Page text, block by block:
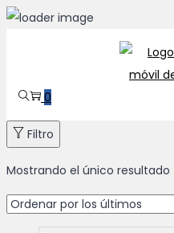
navegación
0
Filtro
Mostrando el único resultado